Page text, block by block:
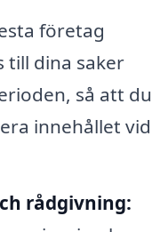
företag
till dina saker
så att du
innehållet vid
rådgivning: